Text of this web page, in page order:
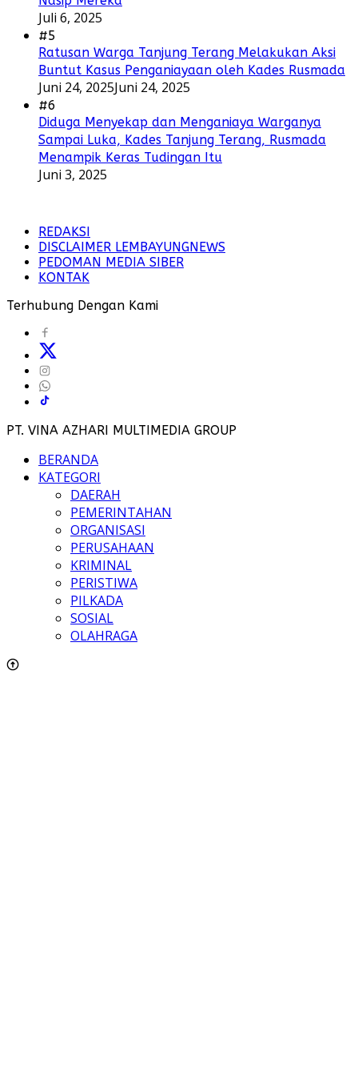
Juli 6, 2025
#5
Ratusan Warga Tanjung Terang Melakukan Aksi
Buntut Kasus Penganiayaan oleh Kades Rusmada
Juni 24, 2025Juni 24, 2025
#6
Diduga Menyekap dan Menganiaya Warganya
Sampai Luka, Kades Tanjung Terang, Rusmada
Menampik Keras Tudingan Itu
Juni 3, 2025
REDAKSI
DISCLAIMER LEMBAYUNGNEWS
PEDOMAN MEDIA SIBER
KONTAK
Terhubung Dengan Kami
PT. VINA AZHARI MULTIMEDIA GROUP
BERANDA
KATEGORI
DAERAH
PEMERINTAHAN
ORGANISASI
PERUSAHAAN
KRIMINAL
PERISTIWA
PILKADA
SOSIAL
OLAHRAGA